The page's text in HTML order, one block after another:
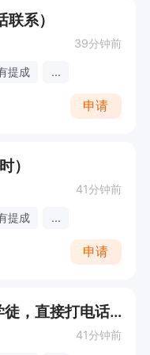
系）
39分钟前
提成 ...
申请
）
41分钟前
提成 ...
申请
电梯维保员（五险，可带学徒，直接打电话）
41分钟前